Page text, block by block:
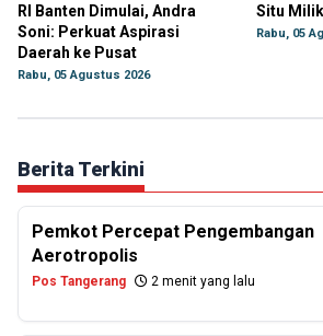
RI Banten Dimulai, Andra
Soni: Perkuat Aspirasi
Daerah ke Pusat
Rabu, 05 Agustus 2026
Situ
Rabu, 05
Berita Terkini
Pemkot Percepat Pengembangan
Aerotropolis
Pos Tangerang 2 menit yang lalu